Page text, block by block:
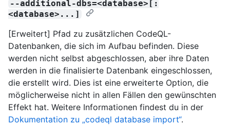
--additional-dbs=<database>[:
<database>...]
[Erweitert] Pfad zu zusätzlichen CodeQL-
Datenbanken, die sich im Aufbau befinden. Diese
werden nicht selbst abgeschlossen, aber ihre Daten
werden in die finalisierte Datenbank eingeschlossen,
die erstellt wird. Dies ist eine erweiterte Option, die
möglicherweise nicht in allen Fällen den gewünschten
Effekt hat. Weitere Informationen findest du in der
Dokumentation zu „codeql database import“.